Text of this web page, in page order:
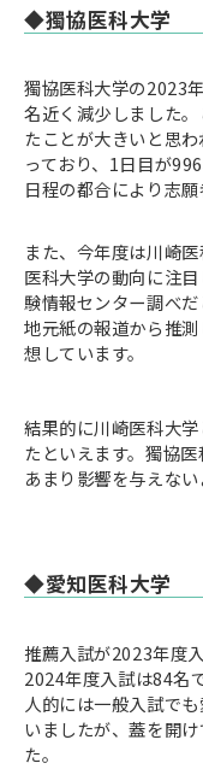
◆獨協医科大学
獨協医科大学の2023
名近く減少しました
たことが大きいと思
っており、1日目が
日程の都合により志
また、今年度は川崎
医科大学の動向に注
験情報センター調べ
地元紙の報道から推
想しています。
結果的に川崎医科大
たといえます。獨協
あまり影響を与えない
◆愛知医科大学
推薦入試が2023年度
2024年度入試は84名
人的には一般入試で
いましたが、蓋を開
た。